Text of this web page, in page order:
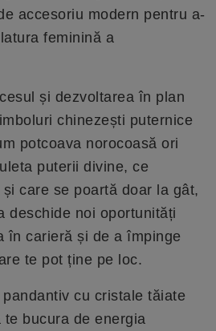
accesoriu modern pentru a-
feminină a
și dezvoltarea în plan
chinezești puternice
potcoava norocoasă ori
puterii divine, ce
care se poartă doar la gât,
deschide noi oportunități
în carieră și de a împinge
te pot ține pe loc.
cu cristale tăiate
te bucura de energia